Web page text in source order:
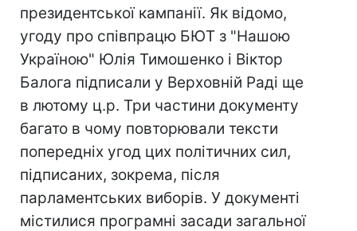
президентської кампанії. Як відомо,
угоду про співпрацю БЮТ з "Нашою
Україною" Юлія Тимошенко і Віктор
Балога підписали у Верховній Раді ще
в лютому ц.р. Три частини документу
багато в чому повторювали тексти
попередніх угод цих політичних сил,
підписаних, зокрема, після
парламентських виборів. У документі
містилися програмні засади загальної